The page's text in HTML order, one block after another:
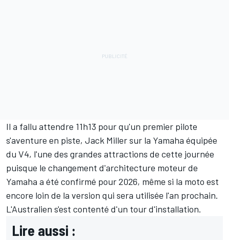
Il a fallu attendre 11h13 pour qu'un premier pilote
s'aventure en piste, Jack Millersur la Yamaha équipée
du V4, l'une des grandes attractions de cette journée
puisque le changement d'architecture moteur de
Yamaha a été confirmé pour 2026, même si la moto est
encore loin de la version qui sera utilisée l'an prochain.
L'Australien s'est contenté d'un tour d'installation.
Lire aussi :